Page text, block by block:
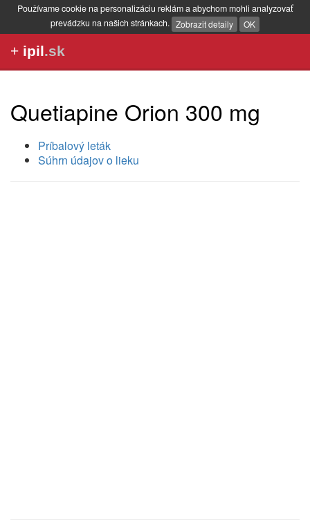
Používame cookie na personalizáciu reklám a abychom mohli analyzovať
prevádzku na našich stránkach. Zobrazit detaily OK
+ ipil.sk
Quetiapine Orion 300 mg
Príbalový leták
Súhrn údajov o lieku